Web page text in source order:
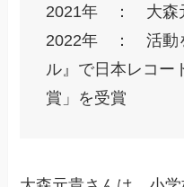
2021年 ： 大森
2022年 ： 活動
ル』で日本レコー
賞」を受賞